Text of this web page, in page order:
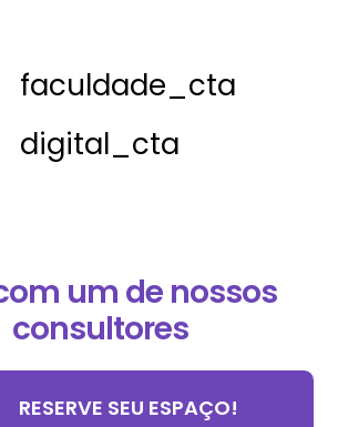
faculdade_cta
digital_cta
um de nossos
consultores
RESERVE SEU ESPAÇO!